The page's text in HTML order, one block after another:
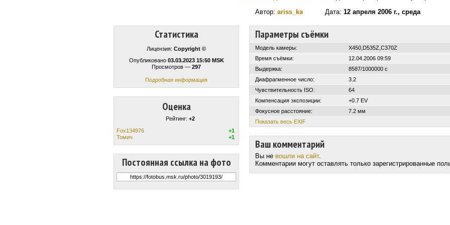
Автор: ariss_kaДата: 12 апреля 2006 г., среда
Статистика
Лицензия: Copyright ©
Опубликовано 03.03.2023 15:50 MSK
Просмотров — 297
Подробная информация
Оценка
Рейтинг: +2
Fox134976
+1
Томич
+1
Постоянная ссылка на фото
Параметры съёмки
Модель камеры:
X450,D535Z,C370Z
Время съёмки:
12.04.2006 09:59
Выдержка:
8587/1000000 с
Диафрагменное число:
3.2
Чувствительность ISO:
64
Компенсация экспозиции:
+0.7 EV
Фокусное расстояние:
7.2 мм
Показать весь EXIF
Ваш комментарий
Вы не вошли на сайт.
Комментарии могут оставлять только зарегистрированные